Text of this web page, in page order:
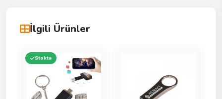
İlgili Ürünler
Stokta